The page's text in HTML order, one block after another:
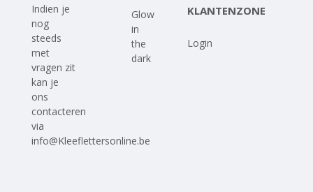
Indien je
nog
steeds
met
vragen zit
kan je
ons
contacteren
via
info@Kleeflettersonline.be
Glow
in
the
dark
KLANTENZONE
Login